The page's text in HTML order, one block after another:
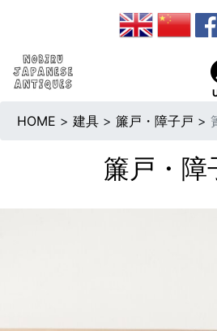
HOME > 建具 > 簾戸・障子戸 >
簾戸・障